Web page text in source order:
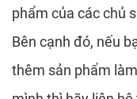
phẩm của các chủ
Bên cạnh đó, nếu
thêm sản phẩm